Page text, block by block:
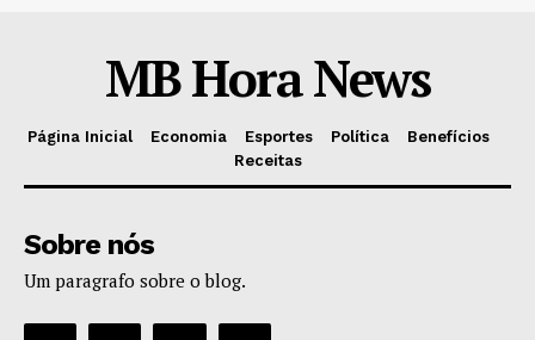
MB Hora News
Página Inicial Economia Esportes Política
Benefícios
Receitas
Sobre nós
Um paragrafo sobre o blog.